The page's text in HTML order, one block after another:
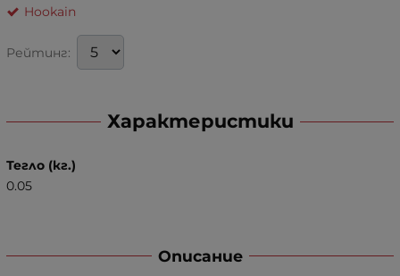
Hookain
Рейтинг:
Характеристики
Тегло (кг.)
0.05
Описание